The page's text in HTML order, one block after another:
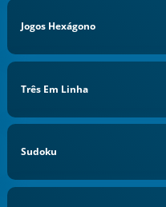
Jogos Hexágono
Três Em Linha
Sudoku